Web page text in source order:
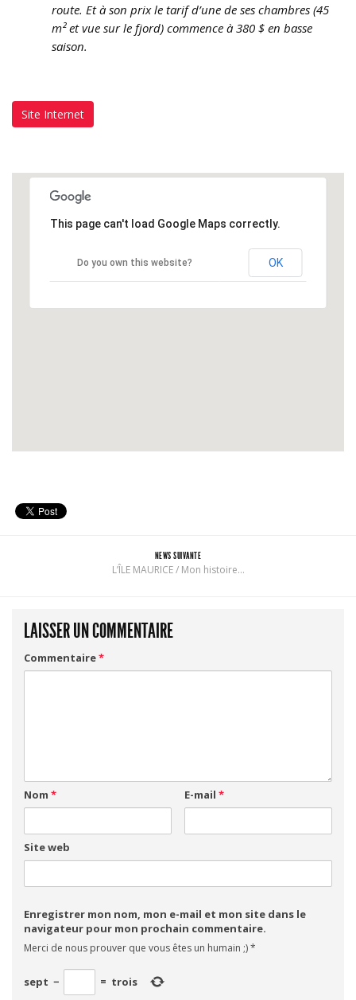
route. Et à son prix le tarif d’une de ses chambres (45
m² et vue sur le fjord) commence à 380 $ en basse
saison.
Site Internet
This page can't load Google Maps correctly.
Do you own this website? OK
NEWS SUIVANTE
L’ÎLE MAURICE / Mon histoire…
LAISSER UN COMMENTAIRE
Commentaire*
Nom * E-mail *
Site web
Enregistrer mon nom, mon e-mail et mon site dans le
navigateur pour mon prochain commentaire.
Merci de nous prouver que vous êtes un humain ;)*
sept − = trois